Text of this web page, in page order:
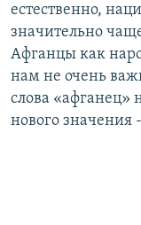
естественно,
значительно
Афганцы как
нам не очень
слова «афганец»
нового значения